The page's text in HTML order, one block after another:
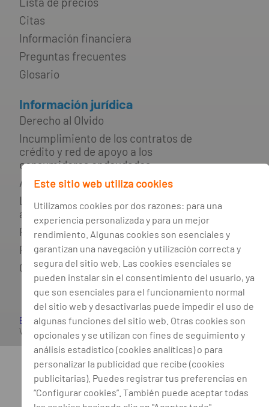
Citas
Información financiera
Preguntas frecuentes
Glosario
Información jurídica
Derecho al Olvido
Incumplimiento de los contratos de
crédito y red de apoyo a los
consumidores endeudados
Agente de crédito
Libro de reclamaciones y resolución
alternativa de conflictos
Política de privacidad
Política de cookies
Gestión de cookies
Banco BPI©. Todos los derechos reservados. Sitio
WebAccesible
Este sitio web utiliza cookies
Utilizamos cookies por dos razones: para una
experiencia personalizada y para un mejor
rendimiento. Algunas cookies son esenciales y
garantizan una navegación y utilización correcta y
segura del sitio web. Las cookies esenciales se
pueden instalar sin el consentimiento del usuario, ya
que son esenciales para el funcionamiento normal
del sitio web y desactivarlas puede impedir el uso de
algunas funciones del sitio web. Otras cookies son
opcionales y se utilizan con fines de seguimiento y
análisis estadístico (cookies analíticas) o para
personalizar la publicidad que recibe (cookies
publicitarias). Puedes registrar tus preferencias en
“Configurar cookies”. También puede aceptar todas